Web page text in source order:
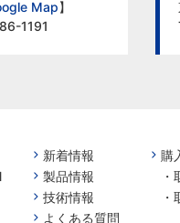
Map】
1191
新着情報
製品情報
技術情報
よくある質問
購
・
・